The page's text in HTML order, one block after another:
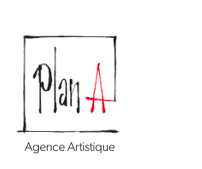
Agence Artistique